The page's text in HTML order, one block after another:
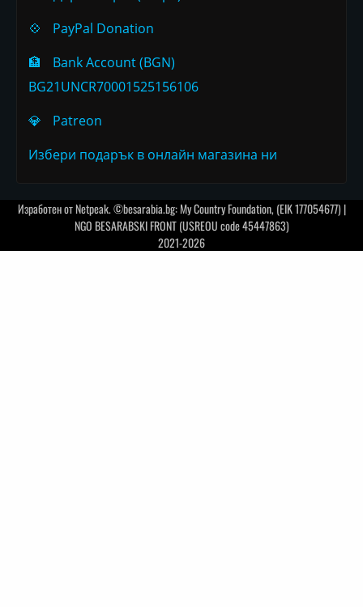
💠
PayPal Donation
🏦
Bank Account (BGN)
BG21UNCR70001525156106
💎
Patreon
Избери подарък в онлайн магазина ни
Изработен отNetpeak. ©besarabia.bg: My Country Foundation, (EIK 177054677) |
NGO BESARABSKI FRONT (USREOU code 45447863)
2021-2026